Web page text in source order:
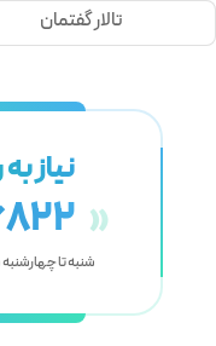
تالار گفتمان
نیاز
»
شنبه تا چهارشنبه